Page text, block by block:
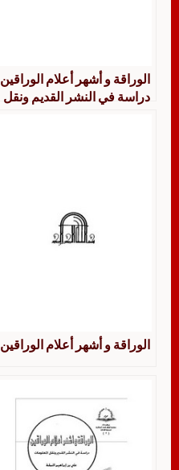
الوراقة و أشهر أعلام الوراقين
دراسة في النشر القديم ونقل
الوراقة و أشهر أعلام الوراقين